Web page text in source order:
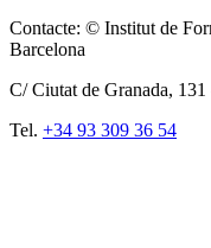
Contacte: © Institut de
Barcelona
C/ Ciutat de Granada, 131
Tel. +34 93 309 36 54